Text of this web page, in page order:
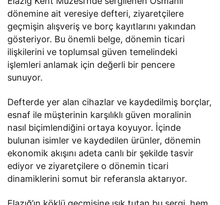
dönemine ait veresiye defteri, ziyaretçilere
geçmişin alışveriş ve borç kayıtlarını yakından
gösteriyor. Bu önemli belge, dönemin ticari
ilişkilerini ve toplumsal güven temelindeki
işlemleri anlamak için değerli bir pencere
sunuyor.
Defterde yer alan cihazlar ve kaydedilmiş borçlar,
esnaf ile müşterinin karşılıklı güven moralinin
nasıl biçimlendiğini ortaya koyuyor. İçinde
bulunan isimler ve kaydedilen ürünler, dönemin
ekonomik akışını adeta canlı bir şekilde tasvir
ediyor ve ziyaretçilere o dönemin ticari
dinamiklerini somut bir referansla aktarıyor.